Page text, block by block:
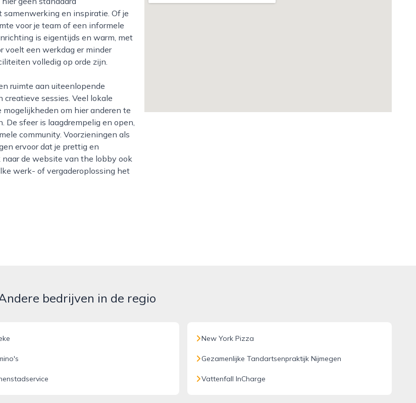
en inspiratie. Of je
voor je team of een informele
is eigentijds en warm, met
voelt een werkdag er minder
volledig op orde zijn.
sessies. Veel lokale
om hier anderen te
sfeer is laagdrempelig en open,
community. Voorzieningen als
ervoor dat je prettig en
de website van the lobby ook
werk- of vergaderoplossing het
bedrijven in de regio
New York Pizza
Gezamenlijke Tandartsenpraktijk Nijmegen
Vattenfall InCharge